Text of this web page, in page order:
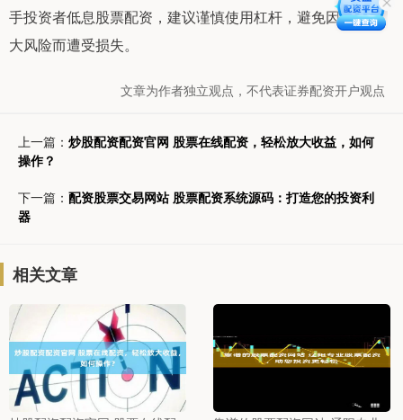
手投资者低息股票配资，建议谨慎使用杠杆，避免因过度放
大风险而遭受损失。
文章为作者独立观点，不代表证券配资开户观点
上一篇： 炒股配资配资官网 股票在线配资，轻松放大收益，如何
操作？
下一篇： 配资股票交易网站 股票配资系统源码：打造您的投资利
器
相关文章